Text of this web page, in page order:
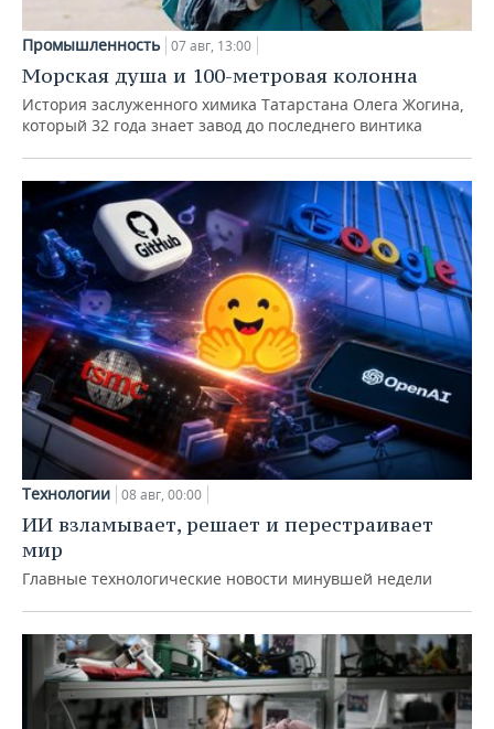
Промышленность 07 авг, 13:00
Морская душа и 100-метровая колонна
История заслуженного химика Татарстана Олега Жогина,
который 32 года знает завод до последнего винтика
Технологии 08 авг, 00:00
ИИ взламывает, решает и перестраивает
мир
Главные технологические новости минувшей недели